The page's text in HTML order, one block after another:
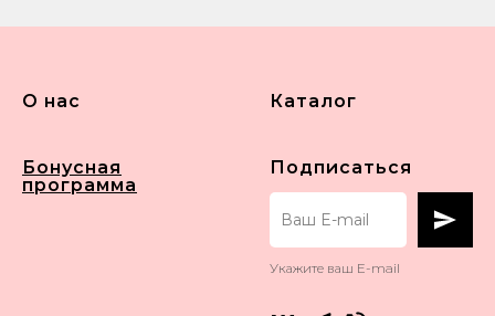
О нас Каталог
Бонусная
программа
Подписаться
Укажите ваш E-mail